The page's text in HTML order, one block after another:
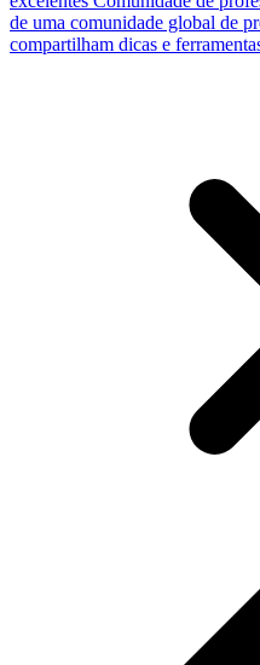
de uma comunidade global de
compartilham dicas e